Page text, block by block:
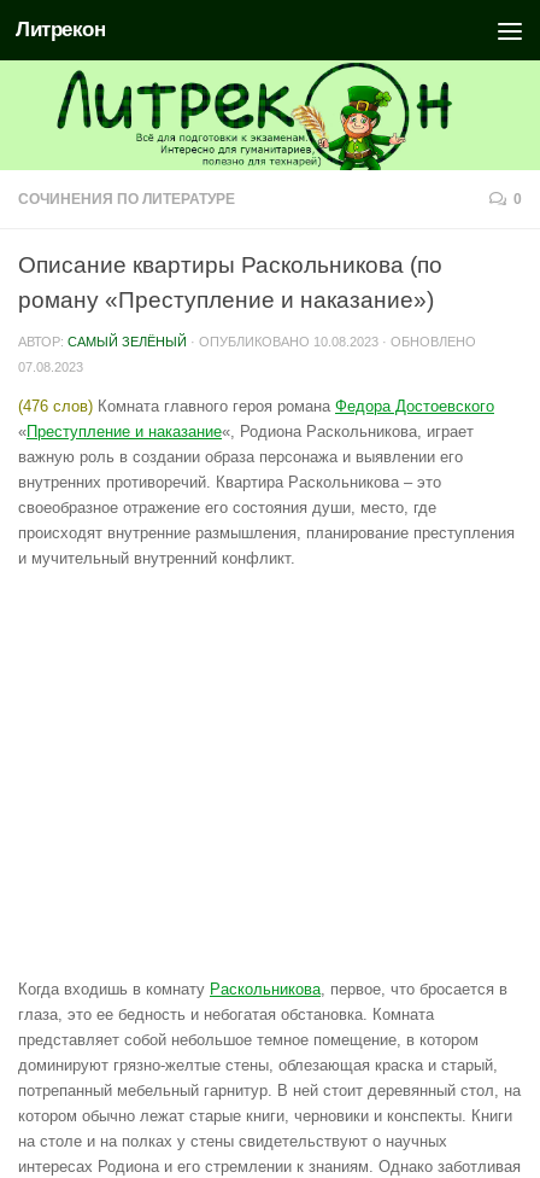
Литрекон
СОЧИНЕНИЯ ПО ЛИТЕРАТУРЕ 0
Описание квартиры Раскольникова (по
роману «Преступление и наказание»)
АВТОР: САМЫЙ ЗЕЛЁНЫЙ · ОПУБЛИКОВАНО 10.08.2023 · ОБНОВЛЕНО
07.08.2023
(476 слов) Комната главного героя романа Федора Достоевского
«Преступление и наказание«, Родиона Раскольникова, играет
важную роль в создании образа персонажа и выявлении его
внутренних противоречий. Квартира Раскольникова – это
своеобразное отражение его состояния души, место, где
происходят внутренние размышления, планирование преступления
и мучительный внутренний конфликт.
Когда входишь в комнату Раскольникова, первое, что бросается в
глаза, это ее бедность и небогатая обстановка. Комната
представляет собой небольшое темное помещение, в котором
доминируют грязно-желтые стены, облезающая краска и старый,
потрепанный мебельный гарнитур. В ней стоит деревянный стол, на
котором обычно лежат старые книги, черновики и конспекты. Книги
на столе и на полках у стены свидетельствуют о научных
интересах Родиона и его стремлении к знаниям. Однако заботливая